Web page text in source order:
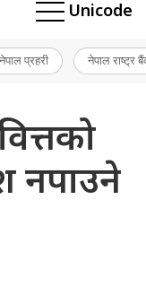
Unicode
नेपाल प्रहरी नेपाल राष्ट्र
नपाउने